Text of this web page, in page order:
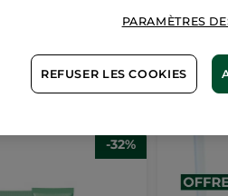
AJOUTER AU
PANIER
Pour
39,80 €
-32%
PARAMÈTRES
REFUSER LES COOKIES